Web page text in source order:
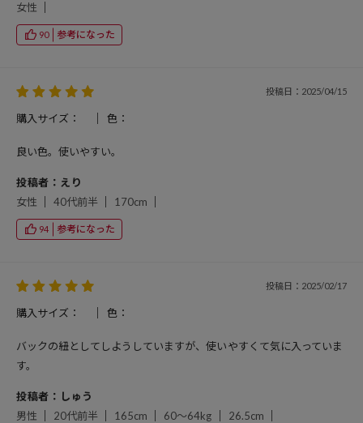
女性
90 参考になった
投稿日：2025/04/15
購入サイズ： 色：
良い色。使いやすい。
投稿者：えり
女性
40代前半 170cm
94 参考になった
投稿日：2025/02/17
購入サイズ： 色：
バックの紐としてしようしていますが、使いやすくて気に入っていま
す。
投稿者：しゅう
男性
20代前半 165cm 60～64kg 26.5cm